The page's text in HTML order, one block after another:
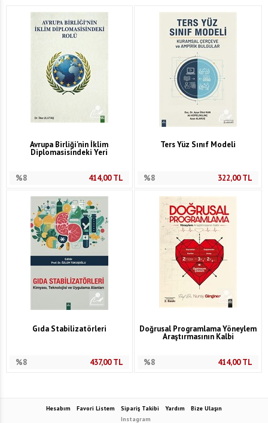
Avrupa Birliği'nin İklim
Diplomasisindeki Yeri
%8 414,00TL
Ters Yüz Sınıf Modeli
%8 322,00TL
Gıda Stabilizatörleri
%8 437,00TL
Doğrusal Programlama Yöneylem
Araştırmasının Kalbi
%8 414,00TL
Hesabım Favori Listem Sipariş Takibi Yardım
Bize Ulaşın
Instagram